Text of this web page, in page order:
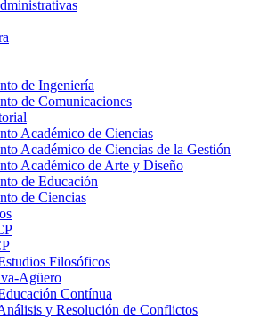
de Ingeniería
de Comunicaciones
Académico de Ciencias
Académico de Ciencias de la Gestión
Académico de Arte y Diseño
de Educación
de Ciencias
Filosóficos
Agüero
Contínua
y Resolución de Conflictos